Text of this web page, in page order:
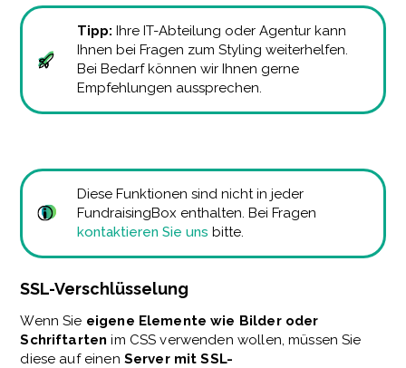
Tipp:Ihre IT-Abteilung oder Agentur kann
Ihnen bei Fragen zum Styling weiterhelfen.
Bei Bedarf können wir Ihnen gerne
Empfehlungen aussprechen.
Diese Funktionen sind nicht in jeder
FundraisingBox enthalten. Bei Fragen
kontaktieren Sie uns bitte.
SSL-Verschlüsselung
Wenn Sie eigene Elemente wie Bilder oder
Schriftartenim CSS verwenden wollen, müssen Sie
diese auf einen Server mit SSL-